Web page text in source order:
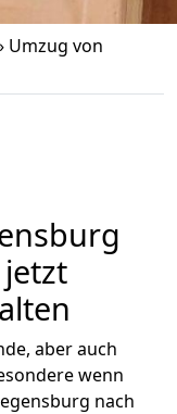
Umzug von
aber auch
wenn
nach